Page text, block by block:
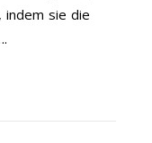
indem sie die